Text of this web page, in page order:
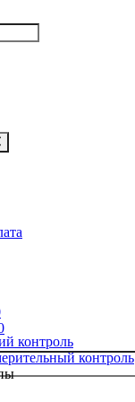
контроль
контроль